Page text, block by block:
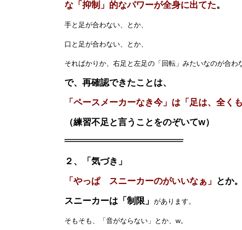
な「抑制」的なパワーが全身に出てた。
手と足が合わない、とか、
口と足が合わない、とか、
そればかりか、右足と左足の「回転」みたいなのが合わ
で、再確認できたことは、
「ペースメーカーなき今」は「足は、全く
（練習不足と言うことをのぞいてw）
２、「気づき」
「やっぱ スニーカーのがいいなぁ」
とか。
スニーカーは「制限」
があります。
そもそも、「音がならない」とか、w。